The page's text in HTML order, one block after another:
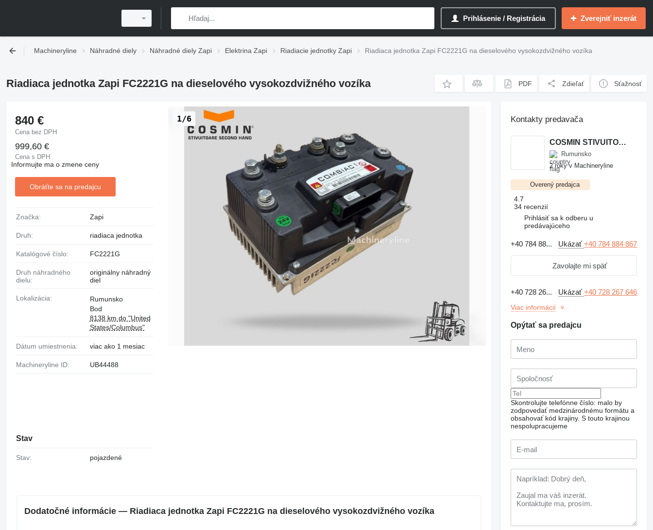
Prihlásenie / Registrácia Zverejniť inzerát
Machineryline Náhradné diely Náhradné diely Zapi Elektrina Zapi Riadiacie jednotky Zapi Riadiaca jednotka Zapi FC2221G na dieselového vysokozdvižného vozíka
Riadiaca jednotka Zapi FC2221G na dieselového vysokozdvižného vozíka PDF Zdieľať Sťažnosť
1/6
840 €
Cena bez DPH
999,60 €
Cena s DPH
Informujte ma o zmene ceny
Obráťte sa na predajcu
Značka: Zapi
Druh: riadiaca jednotka
Katalógové číslo: FC2221G
Druh náhradného
dielu:
originálny náhradný
diel
Lokalizácia:
Rumunsko
Bod
8138 km do "United
States/Columbus"
Dátum umiestnenia: viac ako 1 mesiac
Machineryline ID: UB44488
Stav
Stav: pojazdené
Dodatočné informácie — Riadiaca jednotka Zapi FC2221G na dieselového vysokozdvižného vozíka
Kontakty predavača
COSMIN STIVUITOARE
Rumunsko
2 roky v Machineryline
Overený predajca
4.7
34 recenzií
Prihlásiť sa k odberu u
predávajúceho
+40 784 88... Ukázať+40 784 884 867
Zavolajte mi späť
+40 728 26... Ukázať+40 728 267 646
Viac informácií
Opýtať sa predajcu
Skontrolujte telefónne číslo: malo by
zodpovedať medzinárodnému formátu a
obsahovať kód krajiny. S touto krajinou
nespolupracujeme